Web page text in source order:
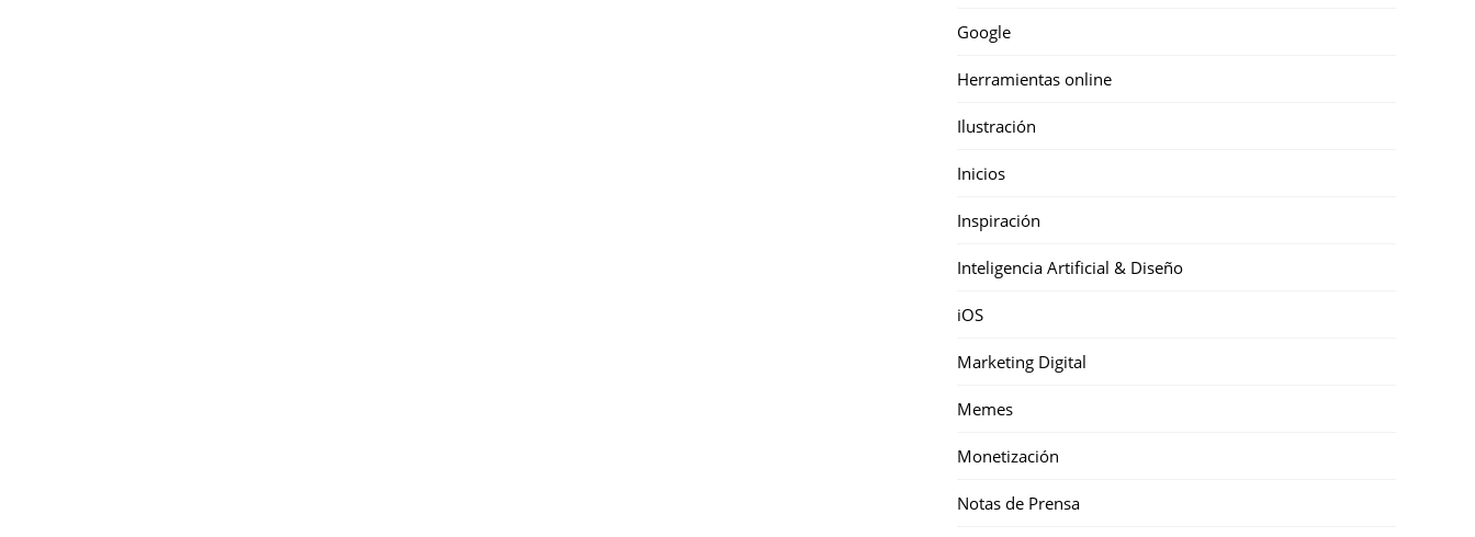
Google
Herramientas online
Ilustración
Inicios
Inspiración
Inteligencia Artificial & Diseño
iOS
Marketing Digital
Memes
Monetización
Notas de Prensa